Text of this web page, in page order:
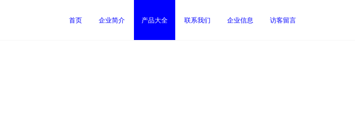
首页 企业简介 产品大全 联系我们 企业信息 访客留言